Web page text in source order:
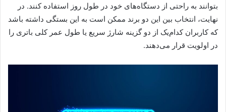
بتوانند به راحتی از دستگاه‌های خود در طول روز استفاده کنند. در
نهایت، انتخاب بین این دو برند ممکن است به این بستگی داشته باشد
که کاربران کدام‌یک از دو گزینه شارژ سریع یا طول عمر کلی باتری را
در اولویت قرار می‌دهند.